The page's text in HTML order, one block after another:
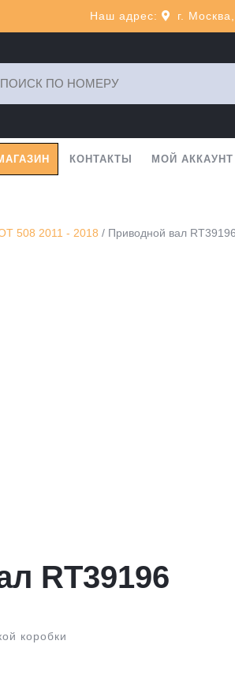
Наш адрес: г.
КОНТАКТЫ МОЙ АККАУНТ
508 2011 - 2018 / Приводной вал RT39196
RT39196
коробки